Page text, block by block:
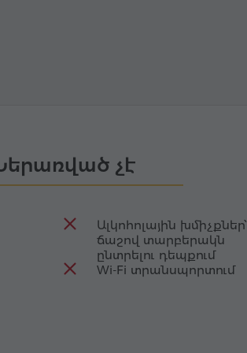
չէ
Ալկոհոլային խմիչքներ՝
ճաշով տարբերակն
ընտրելու դեպքում
Wi-Fi տրանսպորտում